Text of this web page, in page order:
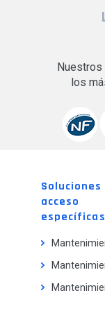
los
Soluciones
acceso
específicas